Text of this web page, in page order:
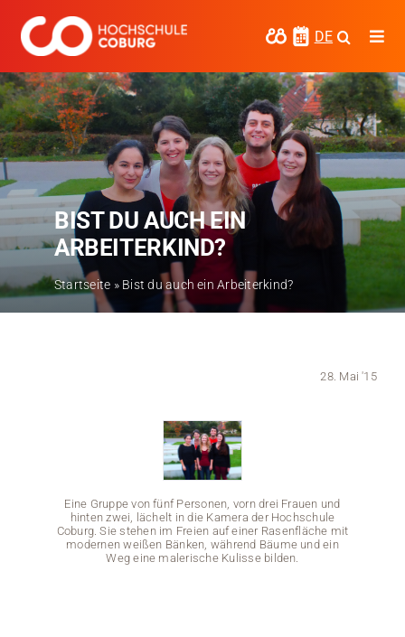
Inhalt
springen
DE
Studieren
Forschen
Kooperieren
Hochschule Coburg
Regionalentwicklung
Entdecke die Region
News
BIST DU AUCH EIN
ARBEITERKIND?
Startseite » Bist du auch ein Arbeiterkind?
28. Mai '15
Eine Gruppe von fünf Personen, vorn drei Frauen und
hinten zwei, lächelt in die Kamera der Hochschule
Coburg. Sie stehen im Freien auf einer Rasenfläche mit
modernen weißen Bänken, während Bäume und ein
Weg eine malerische Kulisse bilden.